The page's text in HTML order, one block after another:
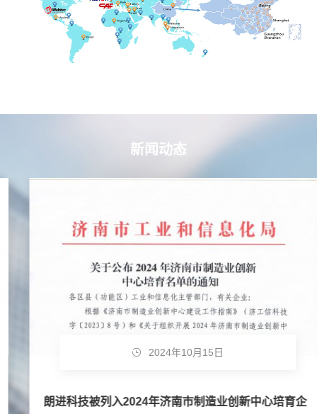
新闻动态
2024年10月15日
朗进科技被列入2024年济南市制造业创新中心培育企